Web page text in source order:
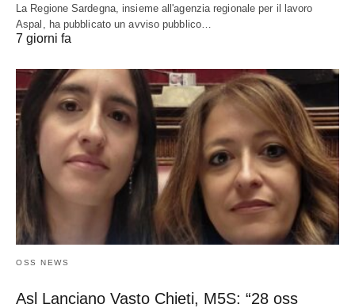
La Regione Sardegna, insieme all'agenzia regionale per il lavoro
Aspal, ha pubblicato un avviso pubblico…
7 giorni fa
OSS NEWS
Asl Lanciano Vasto Chieti, M5S: “28 oss